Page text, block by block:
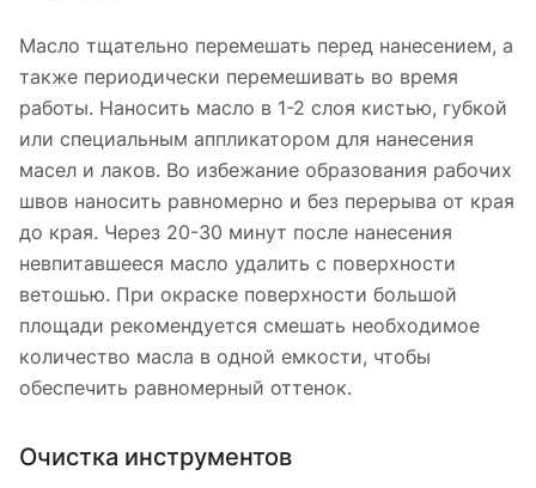
Масло тщательно перемешать перед нанесением, а
также периодически перемешивать во время
работы. Наносить масло в 1-2 слоя кистью, губкой
или специальным аппликатором для нанесения
масел и лаков. Во избежание образования рабочих
швов наносить равномерно и без перерыва от края
до края. Через 20-30 минут после нанесения
невпитавшееся масло удалить с поверхности
ветошью. При окраске поверхности большой
площади рекомендуется смешать необходимое
количество масла в одной емкости, чтобы
обеспечить равномерный оттенок.
Очистка инструментов